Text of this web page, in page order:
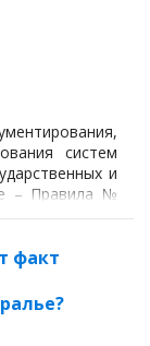
систем
и
– Правила №
РК
1 статьи 18
фонде и
факт